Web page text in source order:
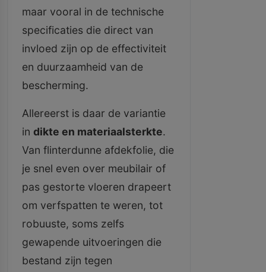
maar vooral in de technische
specificaties die direct van
invloed zijn op de effectiviteit
en duurzaamheid van de
bescherming.
Allereerst is daar de variantie
in dikte en materiaalsterkte.
Van flinterdunne afdekfolie, die
je snel even over meubilair of
pas gestorte vloeren drapeert
om verfspatten te weren, tot
robuuste, soms zelfs
gewapende uitvoeringen die
bestand zijn tegen